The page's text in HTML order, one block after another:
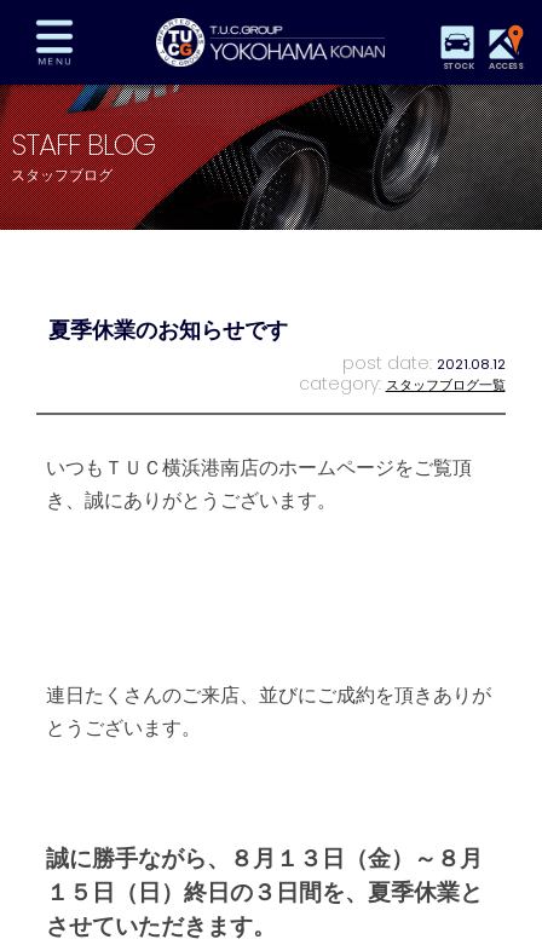
STOCK ACCESS
在庫車両情報 保証&サービス パーツリスト
TUCとは？ 店舗情報 アクセスマップ
全国納車 特別作業 注文販売
STAFF BLOG
スタッフブログ
夏季休業のお知らせです
post date: 2021.08.12
category: スタッフブログ一覧
いつもＴＵＣ横浜港南店のホームページをご覧頂
き、誠にありがとうございます。
連日たくさんのご来店、並びにご成約を頂きありが
とうございます。
誠に勝手ながら、８月１３日（金）～８月
１５日（日）終日の３日間を、夏季休業と
させていただきます。